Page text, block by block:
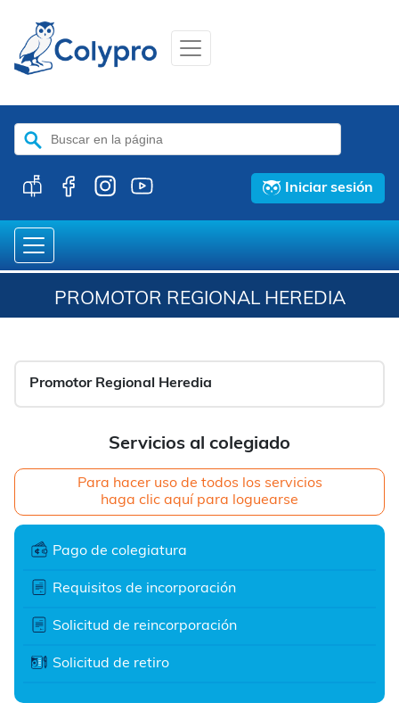
Buscar:
Iniciar sesión
PROMOTOR REGIONAL HEREDIA
Servicios al colegiado
Para hacer uso de todos los servicios
haga clic aquí para loguearse
Pago de colegiatura
Requisitos de incorporación
Solicitud de reincorporación
Solicitud de retiro
Promotor Regional Heredia